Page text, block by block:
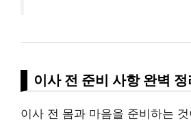
이사 전 준비 사항 완벽 정
이사 전 몸과 마음을 준비하는